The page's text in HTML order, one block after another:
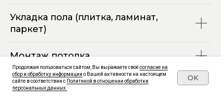
Укладка пола (плитка, ламинат,
паркет)
Монтаж потолка
Монтаж электросети
Продолжая пользоваться сайтом, Вы выражаете своёсогласие на
сбор и обработку информации о Вашей активности на настоящем
сайте в соответствии с Политикой в отношении обработки
персональных данных.
OK